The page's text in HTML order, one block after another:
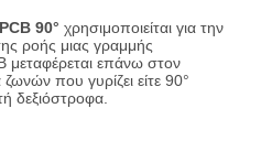
90° χρησιμοποιείται για την
ροής μιας γραμμής
μεταφέρεται επάνω στον
που γυρίζει είτε 90°
δεξιόστροφα.